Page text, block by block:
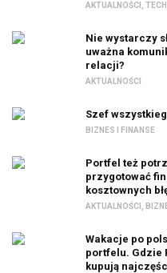
AKTUALNOŚCI
Nie wystarczy
uważna
relacji?
AKTUALNOŚCI
Szef
BIZNES I FINANSE
Portfel też
przygotować
kosztownych
AKTUALNOŚCI
Wakacje po
portfelu. Gdzie
kupują